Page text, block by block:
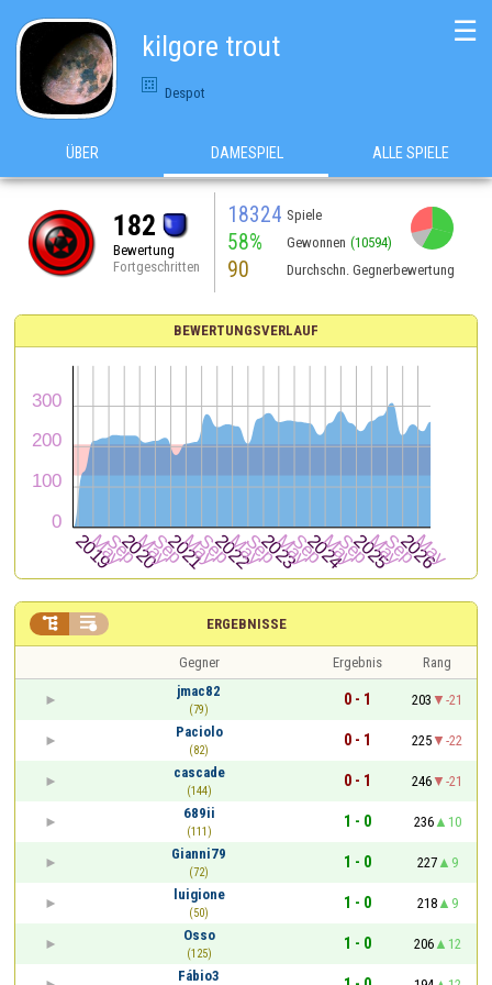
kilgore trout
Despot
☰
ÜBER DAMESPIEL ALLE SPIELE
182
Bewertung
Fortgeschritten
18324 Spiele
58% Gewonnen (10594)
90 Durchschn. Gegnerbewertung
BEWERTUNGSVERLAUF
ERGEBNISSE
 
Gegner Ergebnis
Rang
jmac82
(79)
0 - 1 203
-21
Paciolo
(82)
0 - 1 225
-22
cascade
(144)
0 - 1 246
-21
689ii
(111)
1 - 0 236
10
Gianni79
(72)
1 - 0 227
9
luigione
(50)
1 - 0 218
9
Osso
(125)
1 - 0 206
12
Fábio3